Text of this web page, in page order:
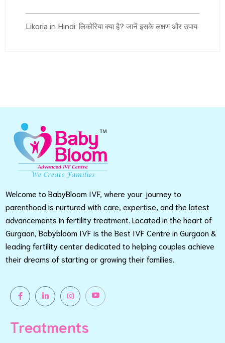
Likoria in Hindi: लिकोरिया क्या है? जानें इसके लक्षण और उपाय
Welcome to BabyBloom IVF, where your journey to
parenthood is nurtured with care, expertise, and the latest
advancements in fertility treatment. Located in the heart of
Gurgaon, Babybloom IVF is the Best IVF Centre in Gurgaon &
leading fertility center dedicated to helping couples achieve
their dreams of starting or growing their families.
Treatments